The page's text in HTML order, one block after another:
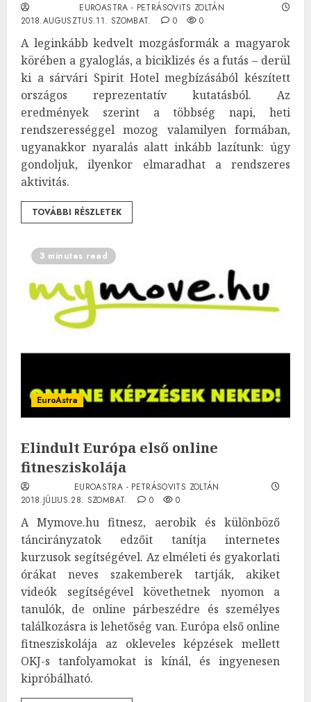
EUROASTRA - PETRÁSOVITS ZOLTÁN
2018.AUGUSZTUS.11. SZOMBAT.
0 0
A leginkább kedvelt mozgásformák a magyarok
körében a gyaloglás, a biciklizés és a futás – derül
ki a sárvári Spirit Hotel megbízásából készített
országos reprezentatív kutatásból. Az
eredmények szerint a többség napi, heti
rendszerességgel mozog valamilyen formában,
ugyanakkor nyaralás alatt inkább lazítunk: úgy
gondoljuk, ilyenkor elmaradhat a rendszeres
aktivitás.
TOVÁBBI RÉSZLETEK
3 minutes read
EuroAstra
Elindult Európa első online
fitnesziskolája
EUROASTRA - PETRÁSOVITS ZOLTÁN
2018.JÚLIUS.28. SZOMBAT.
0 0
A Mymove.hu fitnesz, aerobik és különböző
táncirányzatok edzőit tanítja internetes
kurzusok segítségével. Az elméleti és gyakorlati
órákat neves szakemberek tartják, akiket
videók segítségével követhetnek nyomon a
tanulók, de online párbeszédre és személyes
találkozásra is lehetőség van. Európa első online
fitnesziskolája az okleveles képzések mellett
OKJ-s tanfolyamokat is kínál, és ingyenesen
kipróbálható.